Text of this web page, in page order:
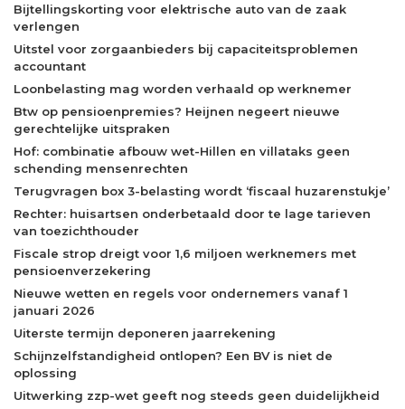
Bijtellingskorting voor elektrische auto van de zaak
verlengen
Uitstel voor zorgaanbieders bij capaciteitsproblemen
accountant
Loonbelasting mag worden verhaald op werknemer
Btw op pensioenpremies? Heijnen negeert nieuwe
gerechtelijke uitspraken
Hof: combinatie afbouw wet-Hillen en villataks geen
schending mensenrechten
Terugvragen box 3-belasting wordt ‘fiscaal huzarenstukje’
Rechter: huisartsen onderbetaald door te lage tarieven
van toezichthouder
Fiscale strop dreigt voor 1,6 miljoen werknemers met
pensioenverzekering
Nieuwe wetten en regels voor ondernemers vanaf 1
januari 2026
Uiterste termijn deponeren jaarrekening
Schijnzelfstandigheid ontlopen? Een BV is niet de
oplossing
Uitwerking zzp-wet geeft nog steeds geen duidelijkheid